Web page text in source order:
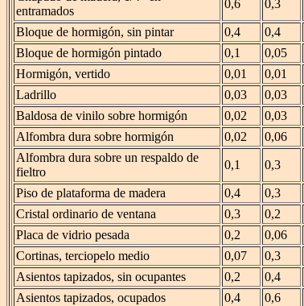
entramados
0,6 0,3
Bloque de hormigón, sin pintar 0,4 0,4
Bloque de hormigón pintado
0,1 0,05
Hormigón, vertido
0,01 0,01
Ladrillo
0,03 0,03
Baldosa de vinilo sobre hormigón
0,02 0,03
Alfombra dura sobre hormigón
0,02 0,06
Alfombra dura sobre un respaldo de
fieltro
0,1 0,3
Piso de plataforma de madera 0,4 0,3
Cristal ordinario de ventana
0,3 0,2
Placa de vidrio pesada
0,2 0,06
Cortinas, terciopelo medio
0,07 0,3
Asientos tapizados, sin ocupantes
0,2 0,4
Asientos tapizados, ocupados
0,4 0,6